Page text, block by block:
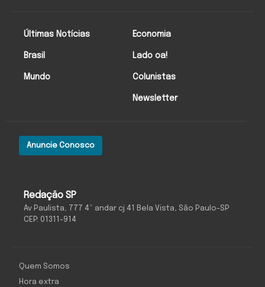
Redação SP
Av Paulista, 777 4º andar cj 41 Bela Vista, São Paulo-SP
CEP: 01311-914
Anuncie Conosco
Últimas Notícias
Brasil
Mundo
Economia
Lado oa!
Colunistas
Newsletter
Quem Somos
Hora extra